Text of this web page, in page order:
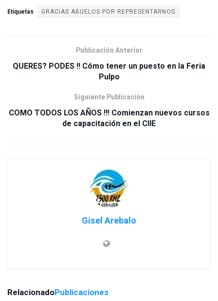
Etiquetas GRACIAS ABUELOS POR REPRESENTARNOS
Publicación Anterior
QUERES? PODES !! Cómo tener un puesto en la Feria
Siguiente Publicación
COMO TODOS LOS AÑOS !!! Comienzan nuevos cursos
Gisel Arebalo
RelacionadoPublicaciones